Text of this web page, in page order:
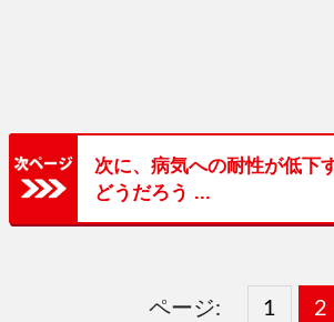
次に、病気への耐性が低下
どうだろう ...
ページ:
固
1 ,
固
2